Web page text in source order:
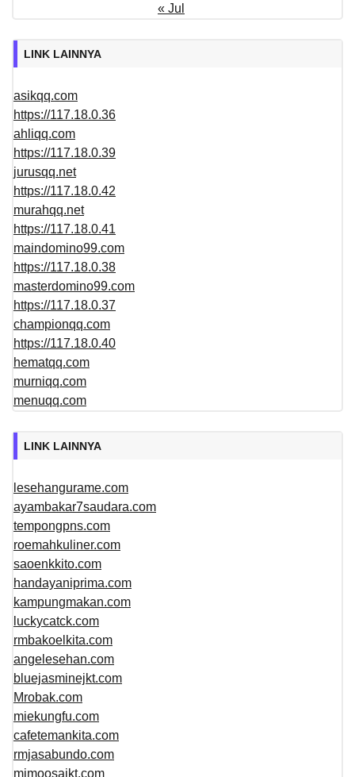
« Jul
LINK LAINNYA
asikqq.com
https://117.18.0.36
ahliqq.com
https://117.18.0.39
jurusqq.net
https://117.18.0.42
murahqq.net
https://117.18.0.41
maindomino99.com
https://117.18.0.38
masterdomino99.com
https://117.18.0.37
championqq.com
https://117.18.0.40
hematqq.com
murniqq.com
menuqq.com
LINK LAINNYA
lesehangurame.com
ayambakar7saudara.com
tempongpns.com
roemahkuliner.com
saoenkkito.com
handayaniprima.com
kampungmakan.com
luckycatck.com
rmbakoelkita.com
angelesehan.com
bluejasminejkt.com
Mrobak.com
miekungfu.com
cafetemankita.com
rmjasabundo.com
mimoosajkt.com